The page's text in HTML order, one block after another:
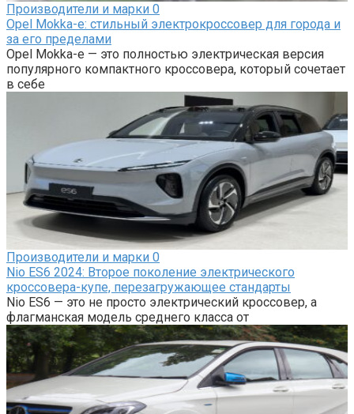
Производители и марки 0
Opel Mokka-e: cтильный электрокроссовер для города и
за его пределами
Opel Mokka-e — это полностью электрическая версия
популярного компактного кроссовера, который сочетает
в себе
Производители и марки 0
Nio ES6 2024: Второе поколение электрического
кроссовера-купе, перезагружающее стандарты
Nio ES6 — это не просто электрический кроссовер, а
флагманская модель среднего класса от